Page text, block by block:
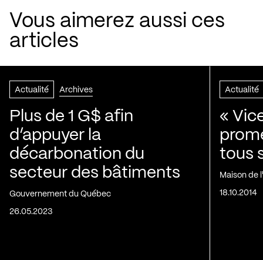
Vous aimerez aussi ces
articles
Actualité Archives
Plus de 1 G$ afin
d’appuyer la
décarbonation du
secteur des bâtiments
Gouvernement du Québec
26.05.2023
Actualité
«
tous
Maison de
18.10.2014